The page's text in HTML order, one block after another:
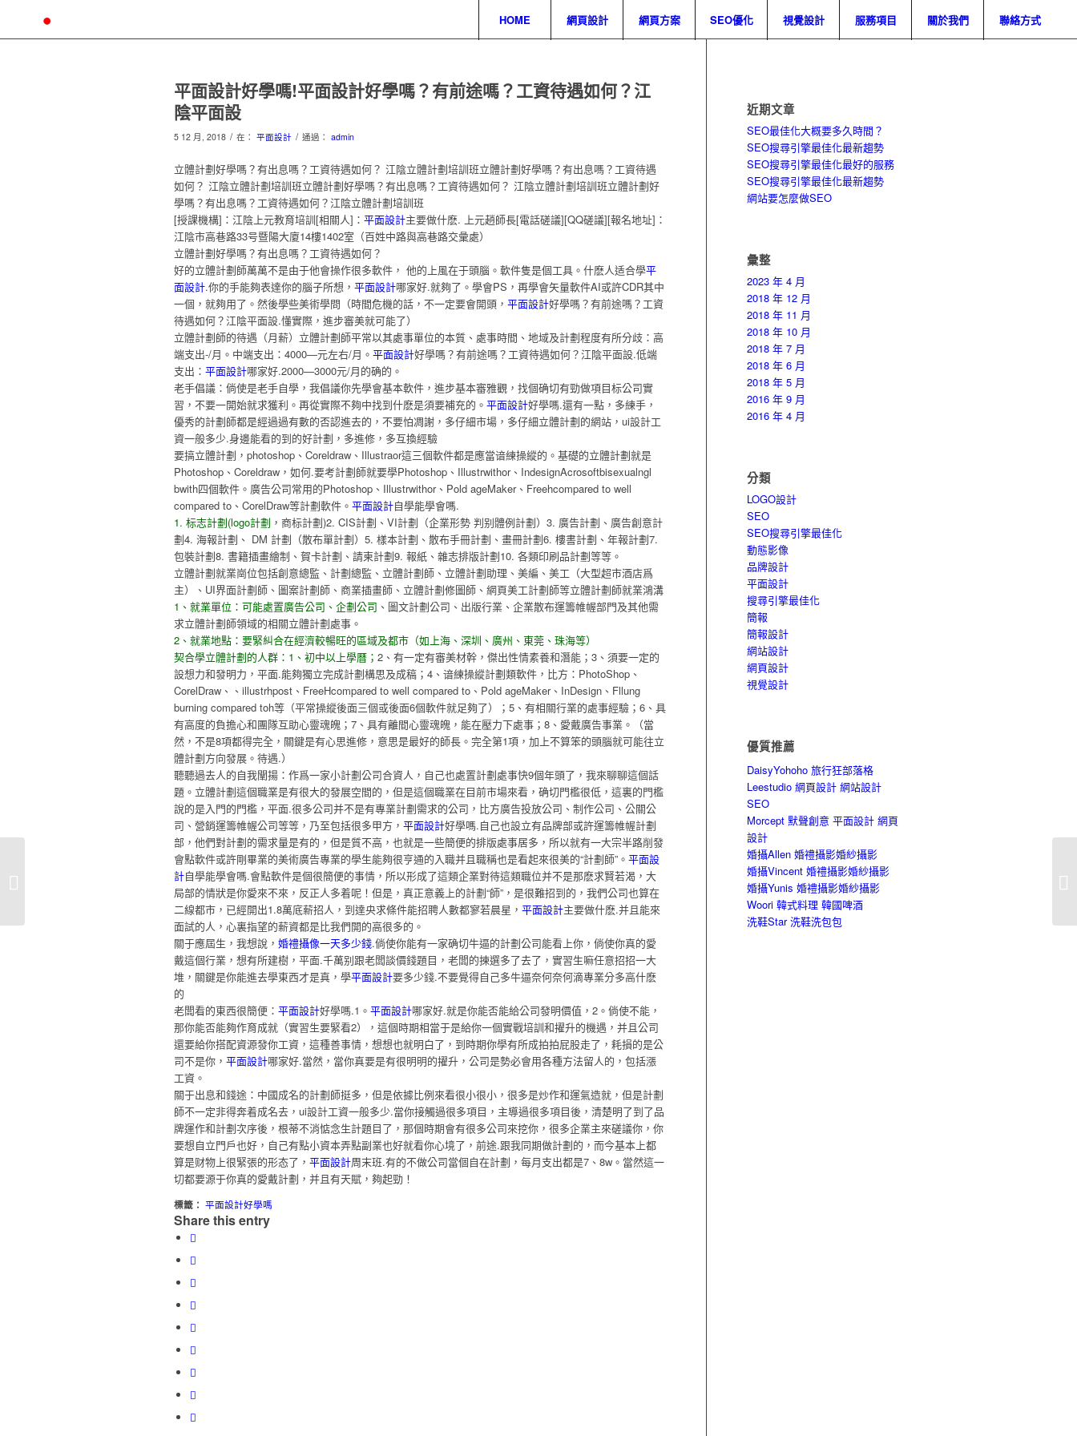
HOME 網頁設計 網頁方案 SEO優化 視覺設計 服務項目 關於我們 聯絡方式
平面設計好學嗎!平面設計好學嗎？有前途嗎？工資待遇如何？江
陰平面設
5 12 月, 2018 / 在： 平面設計 / 通過： admin
立體計劃好學嗎？有出息嗎？工資待遇如何？ 江陰立體計劃培訓班立體計劃好學嗎？有出息嗎？工資待遇
如何？ 江陰立體計劃培訓班立體計劃好學嗎？有出息嗎？工資待遇如何？ 江陰立體計劃培訓班立體計劃好
學嗎？有出息嗎？工資待遇如何？江陰立體計劃培訓班
[授課機構]：江陰上元教育培訓[相關人]： 平面設計主要做什麽. 上元趙師長[電話磋議][QQ磋議][報名地址]：
江陰市高巷路33号暨陽大廈14樓1402室（百姓中路與高巷路交彙處）
立體計劃好學嗎？有出息嗎？工資待遇如何？
好的立體計劃師萬萬不是由于他會操作很多軟件， 他的上風在于頭腦。軟件隻是個工具。什麽人适合學平
面設計.你的手能夠表達你的腦子所想， 平面設計哪家好.就夠了。學會PS，再學會矢量軟件AI或許CDR其中
一個，就夠用了。然後學些美術學問（時間危機的話，不一定要會開頭， 平面設計好學嗎？有前途嗎？工資
待遇如何？江陰平面設.懂實際，進步審美就可能了）
立體計劃師的待遇（月薪）立體計劃師平常以其處事單位的本質、處事時間、地域及計劃程度有所分歧：高
端支出-/月。中端支出：4000—元左右/月。 平面設計好學嗎？有前途嗎？工資待遇如何？江陰平面設.低端
支出： 平面設計哪家好.2000—3000元/月的确的。
老手倡議：倘使是老手自學，我倡議你先學會基本軟件，進步基本審雅觀，找個确切有勁做項目标公司實
習，不要一開始就求獲利。再從實際不夠中找到什麽是須要補充的。 平面設計好學嗎.還有一點，多練手，
優秀的計劃師都是經過過有數的否認進去的，不要怕凋謝，多仔細市場，多仔細立體計劃的網站，ui設計工
資一般多少.身邊能看的到的好計劃，多進修，多互換經驗
要搞立體計劃，photoshop、Coreldraw、Illustraor這三個軟件都是應當谙練操縱的。基礎的立體計劃就是
Photoshop、Coreldraw，如何.要考計劃師就要學Photoshop、Illustrwithor、IndesignAcrosoftbisexualngl
bwith四個軟件。廣告公司常用的Photoshop、Illustrwithor、Pold ageMaker、Freehcompared to well
compared to、CorelDraw等計劃軟件。 平面設計自學能學會嗎.
1. 标志計劃(logo計劃 ，商标計劃)2. CIS計劃、VI計劃（企業形勢 判别體例計劃）3. 廣告計劃、廣告創意計
劃4. 海報計劃、 DM 計劃（散布單計劃）5. 樣本計劃、散布手冊計劃、畫冊計劃6. 樓書計劃、年報計劃7.
包裝計劃8. 書籍插畫繪制、賀卡計劃、請柬計劃9. 報紙、雜志排版計劃10. 各類印刷品計劃等等。
立體計劃就業崗位包括創意總監、計劃總監、立體計劃師、立體計劃助理、美編、美工（大型超市酒店爲
主）、UI界面計劃師、圖案計劃師、商業插畫師、立體計劃修圖師、網頁美工計劃師等立體計劃師就業鴻溝
1、就業單位：可能處置廣告公司、企劃公司 、圖文計劃公司、出版行業、企業散布運籌帷幄部門及其他需
求立體計劃師領域的相關立體計劃處事。
2、就業地點：要緊糾合在經濟較暢旺的區域及都市（如上海、深圳、廣州、東莞、珠海等）
契合學立體計劃的人群：1、初中以上學曆； 2、有一定有審美材幹，傑出性情素養和潛能；3、須要一定的
設想力和發明力，平面.能夠獨立完成計劃構思及成稿；4、谙練操縱計劃類軟件，比方：PhotoShop、
CorelDraw、、illustrhpost、FreeHcompared to well compared to、Pold ageMaker、InDesign、Fllung
burning compared toh等（平常操縱後面三個或後面6個軟件就足夠了）；5、有相關行業的處事經驗；6、具
有高度的負擔心和團隊互助心靈魂魄；7、具有離間心靈魂魄，能在壓力下處事；8、愛戴廣告事業。（當
然，不是8項都得完全，關鍵是有心思進修，意思是最好的師長。完全第1項，加上不算笨的頭腦就可能往立
體計劃方向發展。待遇.）
聽聽過去人的自我闡揚：作爲一家小計劃公司合資人，自己也處置計劃處事快9個年頭了，我來聊聊這個話
題。立體計劃這個職業是有很大的發展空間的，但是這個職業在目前市場來看，确切門檻很低，這裏的門檻
說的是入門的門檻，平面.很多公司并不是有專業計劃需求的公司，比方廣告投放公司、制作公司、公關公
司、營銷運籌帷幄公司等等，乃至包括很多甲方， 平面設計好學嗎.自己也設立有品牌部或許運籌帷幄計劃
部，他們對計劃的需求量是有的，但是質不高，也就是一些簡便的排版處事居多，所以就有一大宗半路削發
會點軟件或許剛畢業的美術廣告專業的學生能夠很亨通的入職并且職稱也是看起來很美的“計劃師”。 平面設
計自學能學會嗎.會點軟件是個很簡便的事情，所以形成了這類企業對待這類職位并不是那麽求賢若渴，大
局部的情狀是你愛來不來，反正人多着呢！但是，真正意義上的計劃“師”，是很難招到的，我們公司也算在
二線都市，已經開出1.8萬底薪招人，到達央求條件能招聘人數都寥若晨星， 平面設計主要做什麽.并且能來
面試的人，心裏指望的薪資都是比我們開的高很多的。
關于應屆生，我想說， 婚禮攝像一天多少錢.倘使你能有一家确切牛逼的計劃公司能看上你，倘使你真的愛
戴這個行業，想有所建樹，平面.千萬别跟老闆談價錢題目，老闆的揀選多了去了，實習生嘛任意招招一大
堆，關鍵是你能進去學東西才是真，學平面設計要多少錢.不要覺得自己多牛逼奈何奈何滴專業分多高什麽
的
老闆看的東西很簡便： 平面設計好學嗎.1。 平面設計哪家好.就是你能否能給公司發明價值，2。倘使不能，
那你能否能夠作育成就（實習生要緊看2），這個時期相當于是給你一個實戰培訓和擢升的機遇，并且公司
還要給你搭配資源發你工資，這種善事情，想想也就明白了，到時期你學有所成拍拍屁股走了，耗損的是公
司不是你， 平面設計哪家好.當然，當你真要是有很明明的擢升，公司是勢必會用各種方法留人的，包括漲
工資。
關于出息和錢途：中國成名的計劃師挺多，但是依據比例來看很小很小，很多是炒作和運氣造就，但是計劃
師不一定非得奔着成名去，ui設計工資一般多少.當你接觸過很多項目，主導過很多項目後，清楚明了到了品
牌運作和計劃次序後，根蒂不消惦念生計題目了，那個時期會有很多公司來挖你，很多企業主來磋議你，你
要想自立門戶也好，自己有點小資本弄點副業也好就看你心境了，前途.跟我同期做計劃的，而今基本上都
算是财物上很緊張的形态了， 平面設計周末班.有的不做公司當個自在計劃，每月支出都是7、8w。當然這一
切都要源于你真的愛戴計劃，并且有天賦，夠起勁！
標籤： 平面設計好學嗎
Share this entry
近期文章
SEO最佳化大概要多久時間？
SEO搜尋引擎最佳化最新趨勢
SEO搜尋引擎最佳化最好的服務
SEO搜尋引擎最佳化最新趨勢
網站要怎麼做SEO
彙整
2023 年 4 月
2018 年 12 月
2018 年 11 月
2018 年 10 月
2018 年 7 月
2018 年 6 月
2018 年 5 月
2016 年 9 月
2016 年 4 月
分類
LOGO設計
SEO
SEO搜尋引擎最佳化
動態影像
品牌設計
平面設計
搜尋引擎最佳化
簡報
簡報設計
網站設計
網頁設計
視覺設計
優質推薦
DaisyYohoho 旅行狂部落格
Leestudio 網頁設計 網站設計
SEO
Morcept 默聲創意 平面設計 網頁
設計
婚攝Allen 婚禮攝影婚紗攝影
婚攝Vincent 婚禮攝影婚紗攝影
婚攝Yunis 婚禮攝影婚紗攝影
Woori 韓式料理 韓國啤酒
洗鞋Star 洗鞋洗包包
網頁設計師工資網頁設計師工資待遇